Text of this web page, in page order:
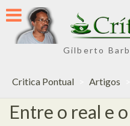
Skip
to
content
Gilberto
Critica Pontual Artigos
Entre o real e